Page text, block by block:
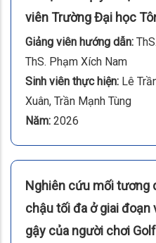
viên Trường Đại học
Giảng viên hướng dẫn:
ThS. Phạm Xích Nam
Sinh viên thực hiện: Lê
Xuân, Trần Mạnh Tùng
Năm: 2026
Nghiên cứu mối tương
chậu tối đa ở giai
gậy của người chơi